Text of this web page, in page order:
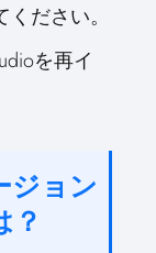
ださい。
を再イ
ジョン
？